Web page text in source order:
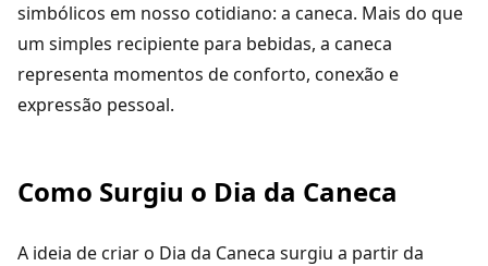
simbólicos em nosso cotidiano: a caneca. Mais do que
um simples recipiente para bebidas, a caneca
representa momentos de conforto, conexão e
expressão pessoal.
Como Surgiu o Dia da Caneca
A ideia de criar o Dia da Caneca surgiu a partir da